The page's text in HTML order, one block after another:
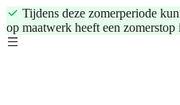
Tijdens deze zomerperiode
op maatwerk heeft een